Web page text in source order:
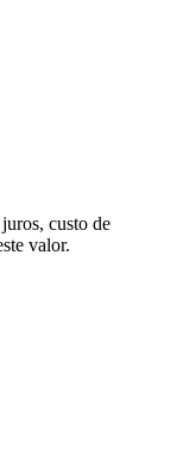
custo de
valor.